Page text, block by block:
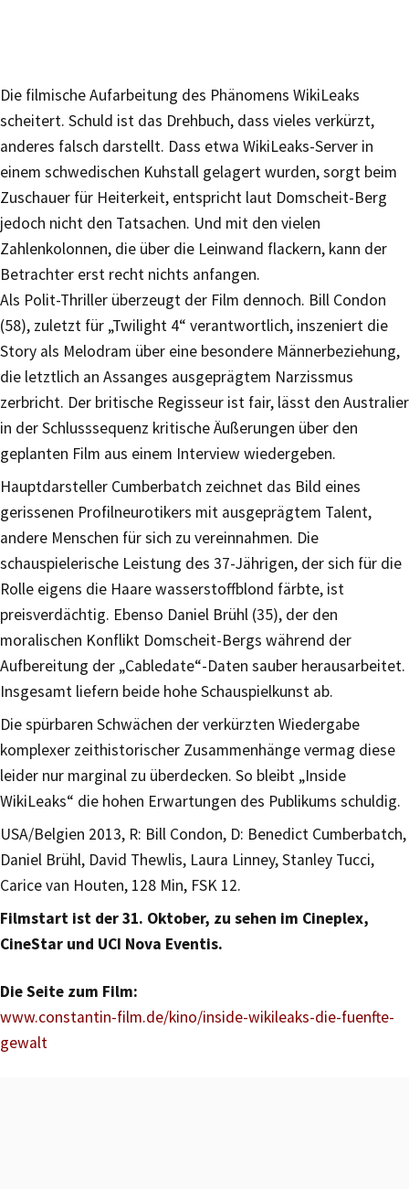
Die filmische Aufarbeitung des Phänomens WikiLeaks
scheitert. Schuld ist das Drehbuch, dass vieles verkürzt,
anderes falsch darstellt. Dass etwa WikiLeaks-Server in
einem schwedischen Kuhstall gelagert wurden, sorgt beim
Zuschauer für Heiterkeit, entspricht laut Domscheit-Berg
jedoch nicht den Tatsachen. Und mit den vielen
Zahlenkolonnen, die über die Leinwand flackern, kann der
Betrachter erst recht nichts anfangen.
Als Polit-Thriller überzeugt der Film dennoch. Bill Condon
(58), zuletzt für „Twilight 4“ verantwortlich, inszeniert die
Story als Melodram über eine besondere Männerbeziehung,
die letztlich an Assanges ausgeprägtem Narzissmus
zerbricht. Der britische Regisseur ist fair, lässt den Australier
in der Schlusssequenz kritische Äußerungen über den
geplanten Film aus einem Interview wiedergeben.
Hauptdarsteller Cumberbatch zeichnet das Bild eines
gerissenen Profilneurotikers mit ausgeprägtem Talent,
andere Menschen für sich zu vereinnahmen. Die
schauspielerische Leistung des 37-Jährigen, der sich für die
Rolle eigens die Haare wasserstoffblond färbte, ist
preisverdächtig. Ebenso Daniel Brühl (35), der den
moralischen Konflikt Domscheit-Bergs während der
Aufbereitung der „Cabledate“-Daten sauber herausarbeitet.
Insgesamt liefern beide hohe Schauspielkunst ab.
Die spürbaren Schwächen der verkürzten Wiedergabe
komplexer zeithistorischer Zusammenhänge vermag diese
leider nur marginal zu überdecken. So bleibt „Inside
WikiLeaks“ die hohen Erwartungen des Publikums schuldig.
USA/Belgien 2013, R: Bill Condon, D: Benedict Cumberbatch,
Daniel Brühl, David Thewlis, Laura Linney, Stanley Tucci,
Carice van Houten, 128 Min, FSK 12.
Filmstart ist der 31. Oktober, zu sehen im Cineplex,
CineStar und UCI Nova Eventis.
Die Seite zum Film:
www.constantin-film.de/kino/inside-wikileaks-die-fuenfte-
gewalt